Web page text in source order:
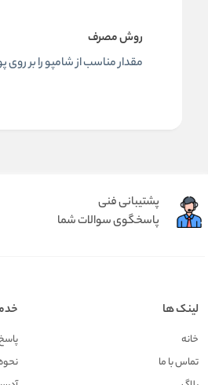
روش مصرف
مقدار مناسب از شامپو را بر روی پوست سر زده و 3
پشتیبانی فنی
پاسخگوی سوالات شما
لینک ها
خانه
تماس با ما